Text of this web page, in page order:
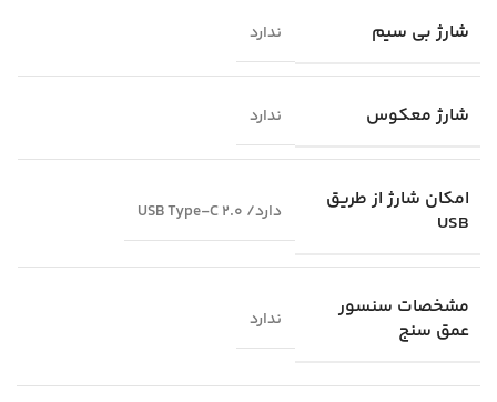
شارژ بی سیم ندارد
شارژ معکوس ندارد
امکان شارژ از طریق
USB
دارد/ USB Type-C 2.0
مشخصات سنسور
عمق سنج
ندارد